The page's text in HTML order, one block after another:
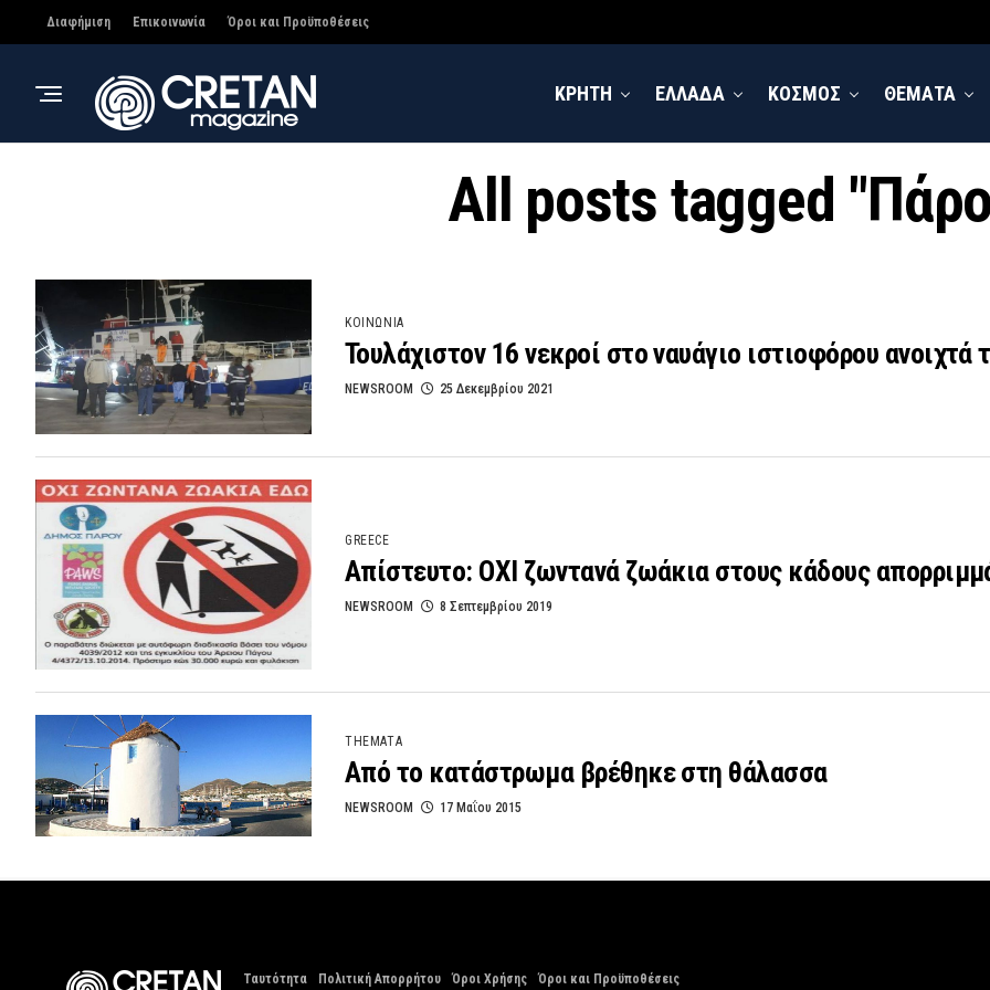
Διαφήμιση Επικοινωνία Όροι και Προϋποθέσεις
ΚΡΗΤΗ ΕΛΛΑΔΑ ΚΟΣΜΟΣ ΘΕΜΑΤΑ
All posts tagged
ΚΟΙΝΩΝΙΑ
Τουλάχιστον 16 νεκροί στο ναυάγιο ιστιοφόρου ανοιχτά
NEWSROOM 25 Δεκεμβρίου 2021
GREECE
Απίστευτο: ΟΧΙ ζωντανά ζωάκια στους κάδους
NEWSROOM 8 Σεπτεμβρίου 2019
THEMATA
Από το κατάστρωμα βρέθηκε στη θάλασσα
NEWSROOM 17 Μαΐου 2015
Ταυτότητα Πολιτική Απορρήτου Όροι Χρήσης Όροι και Προϋποθέσεις